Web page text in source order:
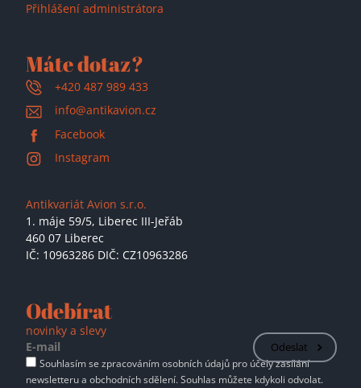
Přihlášení administrátora
Máte dotaz?
+420 487 989 433
info@antikavion.cz
Facebook
Instagram
Antikvariát Avion s.r.o.
1. máje 59/5, Liberec III-Jeřáb
460 07 Liberec
IČ: 10963286 DIČ: CZ10963286
Odebírat
novinky a slevy
Odeslat
Souhlasím se zpracováním osobních údajů pro účely zasílání
newsletteru a obchodních sdělení. Souhlas můžete kdykoli odvolat.